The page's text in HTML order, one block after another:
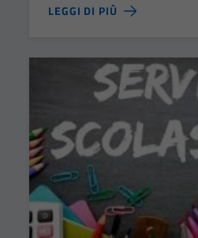
LEGGI DI PIÙ